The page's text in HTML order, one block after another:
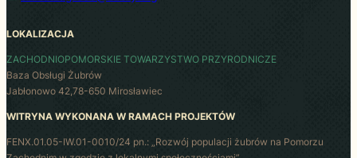
LOKALIZACJA
ZACHODNIOPOMORSKIE TOWARZYSTWO PRZYRODNICZE
Baza Obsługi Żubrów
Jabłonowo 42,78-650 Mirosławiec
WITRYNA WYKONANA W RAMACH PROJEKTÓW
FENX.01.05-IW.01-0010/24 pn.: „Rozwój populacji żubrów na Pomorzu